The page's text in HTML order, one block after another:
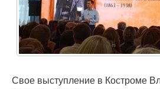
Свое выступление в Костроме